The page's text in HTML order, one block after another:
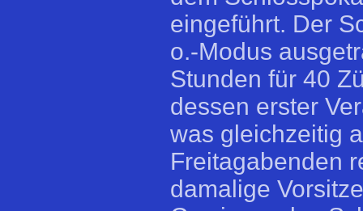
eingeführt. Der
o.-Modus
Stunden für 40
dessen erster
was gleichzeitig
Freitagabenden
damalige